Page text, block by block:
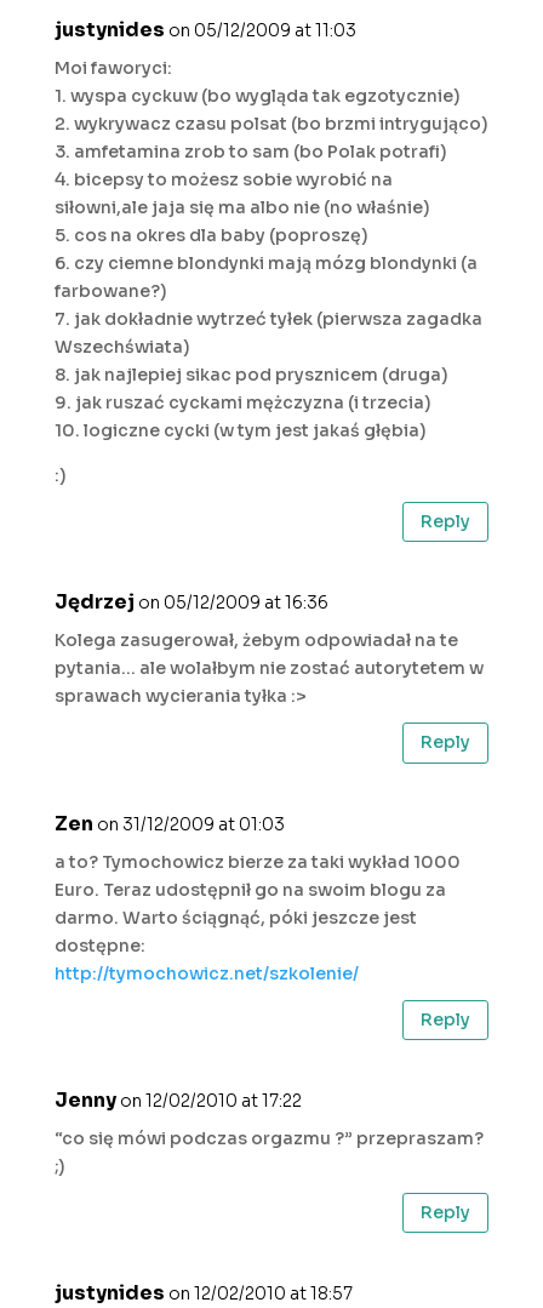
justynides on 05/12/2009 at 11:03
Moi faworyci:
1. wyspa cyckuw (bo wygląda tak egzotycznie)
2. wykrywacz czasu polsat (bo brzmi intrygująco)
3. amfetamina zrob to sam (bo Polak potrafi)
4. bicepsy to możesz sobie wyrobić na
siłowni,ale jaja się ma albo nie (no właśnie)
5. cos na okres dla baby (poproszę)
6. czy ciemne blondynki mają mózg blondynki (a
farbowane?)
7. jak dokładnie wytrzeć tyłek (pierwsza zagadka
Wszechświata)
8. jak najlepiej sikac pod prysznicem (druga)
9. jak ruszać cyckami mężczyzna (i trzecia)
10. logiczne cycki (w tym jest jakaś głębia)
:)
Reply
Jędrzej on 05/12/2009 at 16:36
Kolega zasugerował, żebym odpowiadał na te
pytania… ale wolałbym nie zostać autorytetem w
sprawach wycierania tyłka :>
Reply
Zen on 31/12/2009 at 01:03
a to? Tymochowicz bierze za taki wykład 1000
Euro. Teraz udostępnił go na swoim blogu za
darmo. Warto ściągnąć, póki jeszcze jest
dostępne:
http://tymochowicz.net/szkolenie/
Reply
Jenny on 12/02/2010 at 17:22
“co się mówi podczas orgazmu ?” przepraszam?
;)
Reply
justynides on 12/02/2010 at 18:57